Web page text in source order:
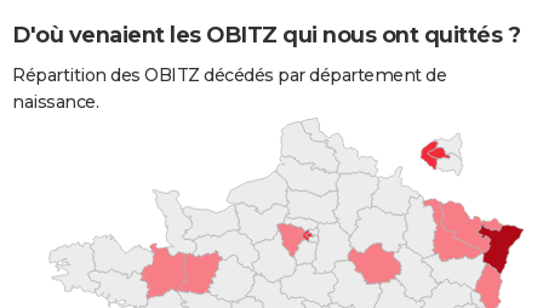
D'où venaient les OBITZ qui nous ont quittés ?
Répartition des OBITZ décédés par département de
naissance.